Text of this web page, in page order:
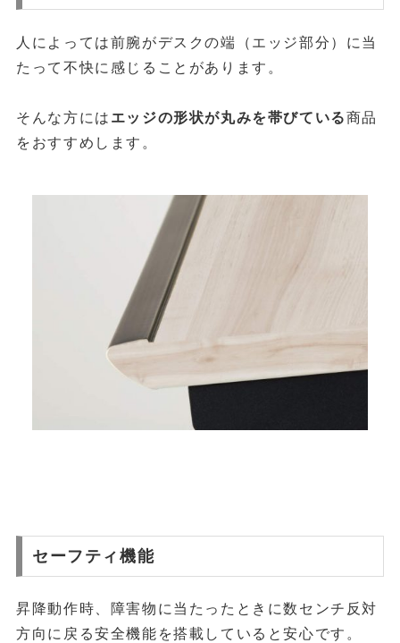
人によっては前腕がデスクの端（エッジ部分）に当
たって不快に感じることがあります。
そんな方には エッジの形状が丸みを帯びている商品
をおすすめします。
セーフティ機能
昇降動作時、障害物に当たったときに数センチ反対
方向に戻る安全機能を搭載していると安心です。